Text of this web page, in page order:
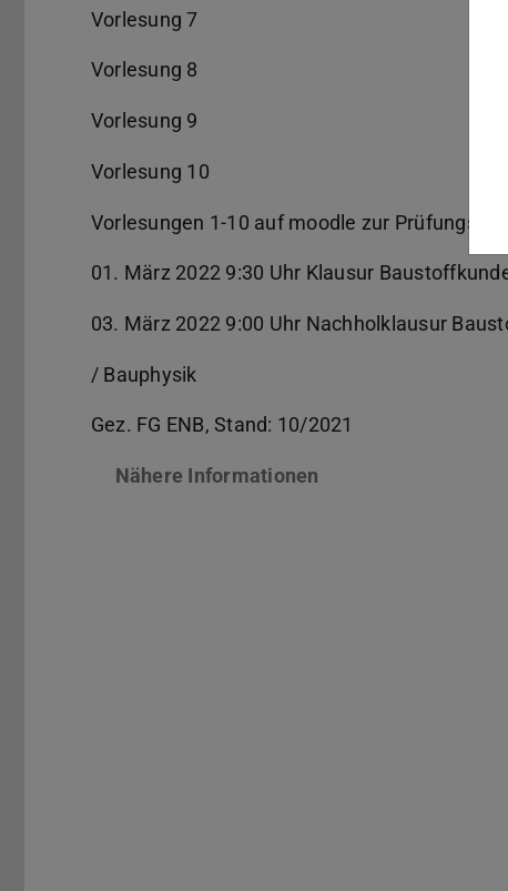
Vorlesung 7
Vorlesung 8
Vorlesung 9
Vorlesung 10
Vorlesungen 1-10 auf moodle zur
01. März 2022 9:30 Uhr Klausur
03. März 2022 9:00 Uhr Nachholklausur
/ Bauphysik
Gez. FG ENB, Stand: 10/2021
Nähere Informationen